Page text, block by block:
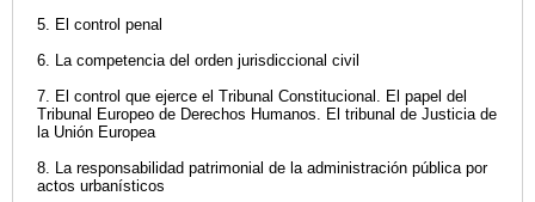
5. El control penal
6. La competencia del orden jurisdiccional civil
7. El control que ejerce el Tribunal Constitucional. El papel del
Tribunal Europeo de Derechos Humanos. El tribunal de Justicia de
la Unión Europea
8. La responsabilidad patrimonial de la administración pública por
actos urbanísticos